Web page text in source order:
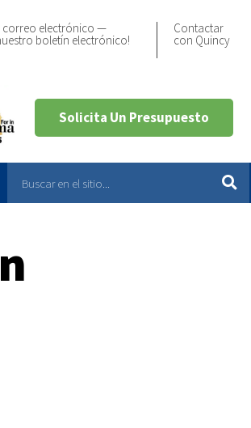
correo electrónico —
boletín electrónico!
Contactar
con Quincy
Solicita Un Presupuesto